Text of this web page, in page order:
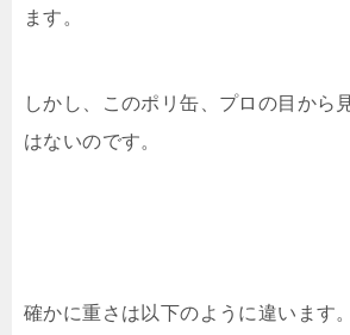
ます。
しかし、このポリ缶、プロの目から
はないのです。
確かに重さは以下のように違います